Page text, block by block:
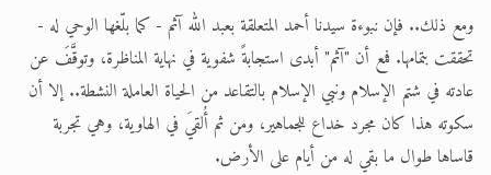
ومع ذلك.. فإن نبوءة سيدنا أحمد المتعلقة بعبد الله آثم - كما بلّغها الوحي له -
تحققت بتمامها. فمع أن "آثم" أبدى استجابةً شفوية في نهاية المناظرة، وتوقَّفَ عن
عادته في شتم الإسلام ونبي الإسلام بالتقاعد من الحياة العاملة النشطة.. إلا أن
سكوته هذا كان مجرد خداع للجماهير، ومن ثم أُلقيَ في الهاوية، وهي تجربة
قاساها طوال ما بقي له من أيام على الأرض.